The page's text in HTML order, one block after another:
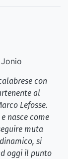
con
al
Lefosse.
nasce come
muta
si
oggi il punto